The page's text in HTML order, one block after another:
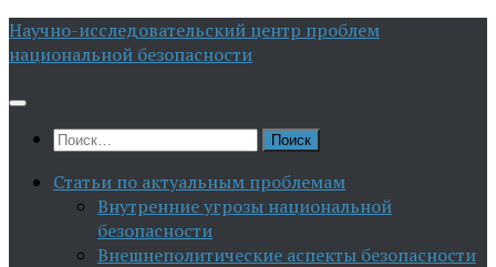
Перейти
к
Научно-исследовательский центр проблем
национальной безопасности
Найти:
Статьи по актуальным проблемам
Внутренние угрозы национальной
безопасности
Внешнеполитические аспекты безопасности